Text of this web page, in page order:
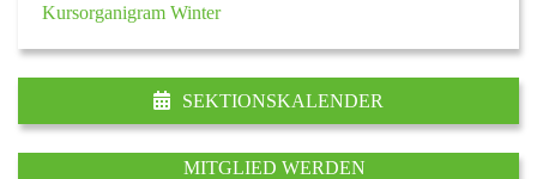
Kursorganigram Winter
SEKTIONSKALENDER
MITGLIED WERDEN